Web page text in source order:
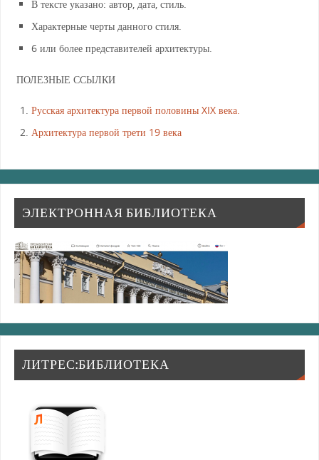
В тексте указано: автор, дата, стиль.
Характерные черты данного стиля.
6 или более представителей архитектуры.
ПОЛЕЗНЫЕ ССЫЛКИ
Русская архитектура первой половины XIX века.
Архитектура первой трети 19 века
ЭЛЕКТРОННАЯ БИБЛИОТЕКА
ЛИТРЕС:БИБЛИОТЕКА